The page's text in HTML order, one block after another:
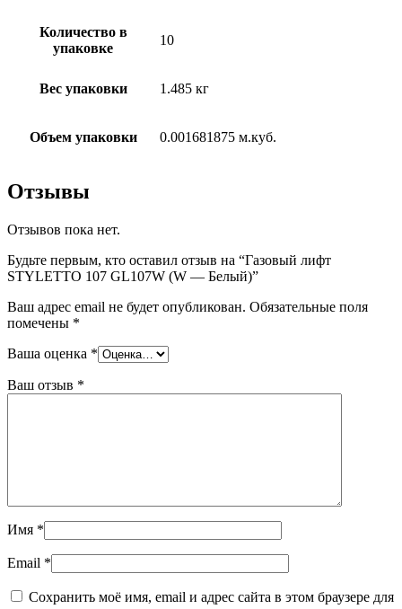
Количество в
упаковке
10
Вес упаковки 1.485 кг
Объем упаковки 0.001681875 м.куб.
Отзывы
Отзывов пока нет.
Будьте первым, кто оставил отзыв на “Газовый лифт
STYLETTO 107 GL107W (W — Белый)”
Ваш адрес email не будет опубликован. Обязательные поля
помечены *
Ваша оценка *
Ваш отзыв *
Имя *
Email *
Сохранить моё имя, email и адрес сайта в этом браузере для